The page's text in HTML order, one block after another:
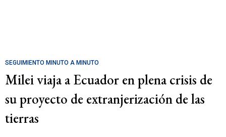
SEGUIMIENTO MINUTO A MINUTO
Milei viaja a Ecuador en plena crisis de
su proyecto de extranjerización de las
tierras